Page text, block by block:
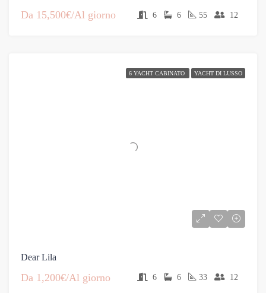
Da 15,500€/Al giorno 6 6 55 12
6 YACHT CABINATO YACHT DI LUSSO
Dear Lila
Da 1,200€/Al giorno 6 6 33 12